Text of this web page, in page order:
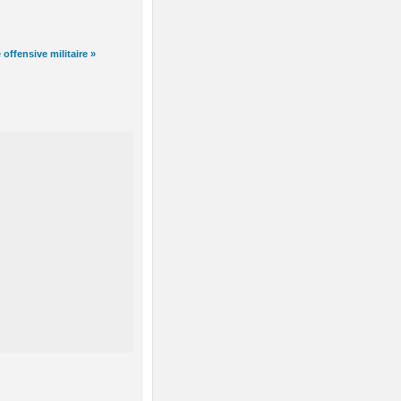
offensive militaire »